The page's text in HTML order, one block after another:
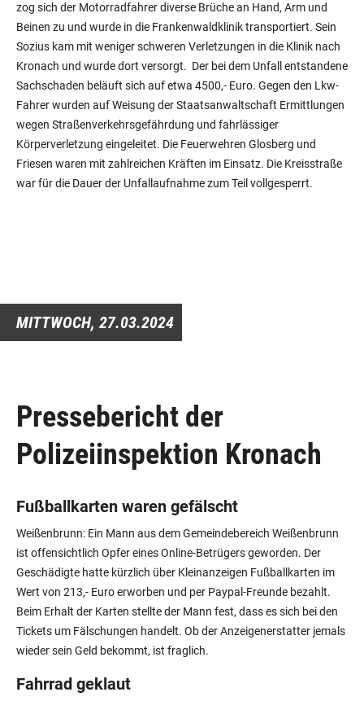
zog sich der Motorradfahrer diverse Brüche an Hand, Arm und
Beinen zu und wurde in die Frankenwaldklinik transportiert. Sein
Sozius kam mit weniger schweren Verletzungen in die Klinik nach
Kronach und wurde dort versorgt. Der bei dem Unfall entstandene
Sachschaden beläuft sich auf etwa 4500,- Euro. Gegen den Lkw-
Fahrer wurden auf Weisung der Staatsanwaltschaft Ermittlungen
wegen Straßenverkehrsgefährdung und fahrlässiger
Körperverletzung eingeleitet. Die Feuerwehren Glosberg und
Friesen waren mit zahlreichen Kräften im Einsatz. Die Kreisstraße
war für die Dauer der Unfallaufnahme zum Teil vollgesperrt.
MITTWOCH, 27.03.2024
Pressebericht der
Polizeiinspektion Kronach
Fußballkarten waren gefälscht
Weißenbrunn: Ein Mann aus dem Gemeindebereich Weißenbrunn
ist offensichtlich Opfer eines Online-Betrügers geworden. Der
Geschädigte hatte kürzlich über Kleinanzeigen Fußballkarten im
Wert von 213,- Euro erworben und per Paypal-Freunde bezahlt.
Beim Erhalt der Karten stellte der Mann fest, dass es sich bei den
Tickets um Fälschungen handelt. Ob der Anzeigenerstatter jemals
wieder sein Geld bekommt, ist fraglich.
Fahrrad geklaut